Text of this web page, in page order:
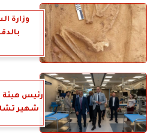
وزارة
رئيس هيئة
شهير